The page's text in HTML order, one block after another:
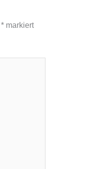
*markiert